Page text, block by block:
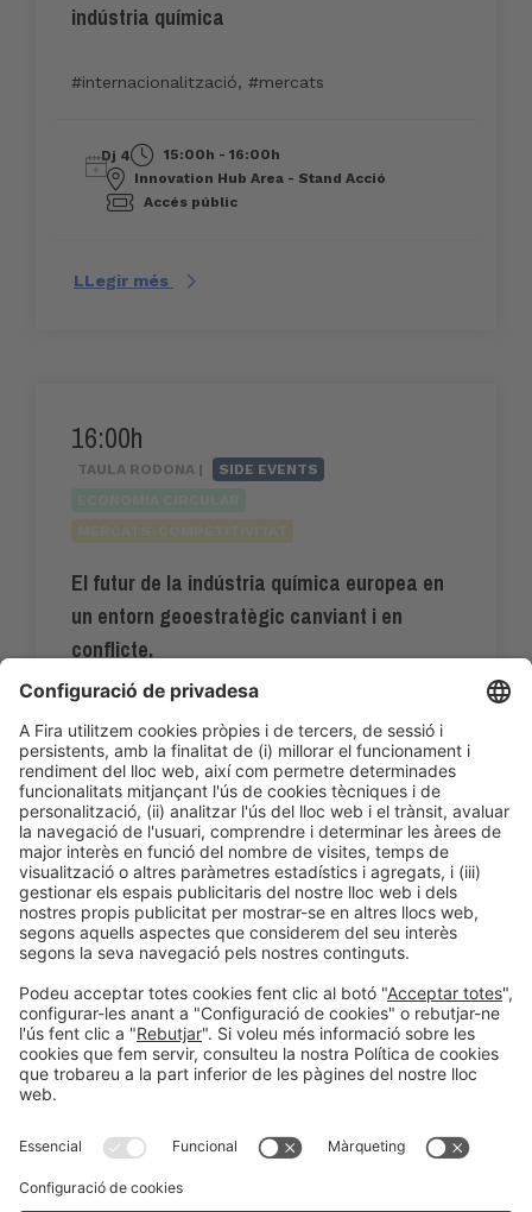
indústria química
#internacionalització, #mercats
Dj 4
15:00h - 16:00h
Innovation Hub Area - Stand Acció
Accés públic
LLegir més
16:00h
TAULA RODONA |
SIDE EVENTS
El futur de la indústria química europea en
un entorn geoestratègic canviant i en
conflicte.
Dj 4 16:00h - 19:00h
CC1. ROOM 1.1
Accés públic
LLegir més
#EXPOQUIMIA2026